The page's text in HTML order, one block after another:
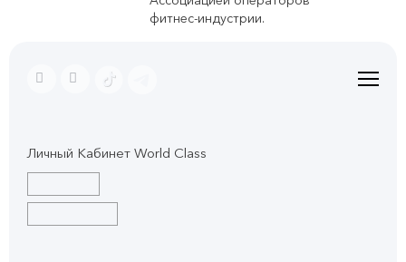
фитнес-индустрии.
Личный Кабинет World Class